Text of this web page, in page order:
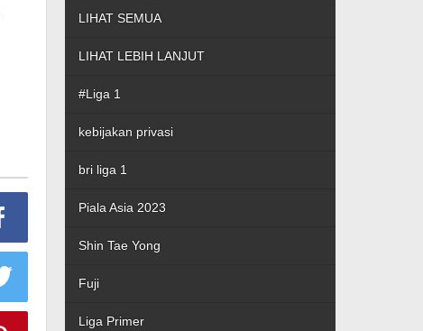
LIHAT SEMUA
LIHAT LEBIH LANJUT
#Liga 1
kebijakan privasi
bri liga 1
Piala Asia 2023
Shin Tae Yong
Fuji
Liga Primer